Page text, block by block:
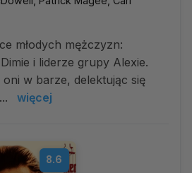
młodych mężczyzn:
i liderze grupy Alexie.
w barze, delektując się
więcej
8.6